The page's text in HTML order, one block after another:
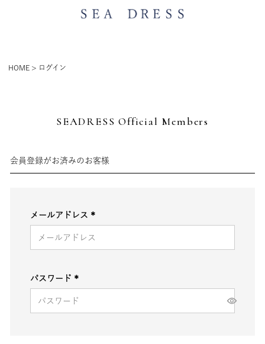
HOME ログイン
SEADRESS Official Members
会員登録がお済みのお客様
メールアドレス
須)
パスワード
(必
須)